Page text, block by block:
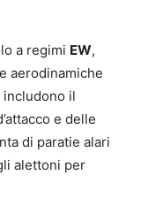
a regimi EW,
aerodinamiche
includono il
e delle
di paratie alari
alettoni per